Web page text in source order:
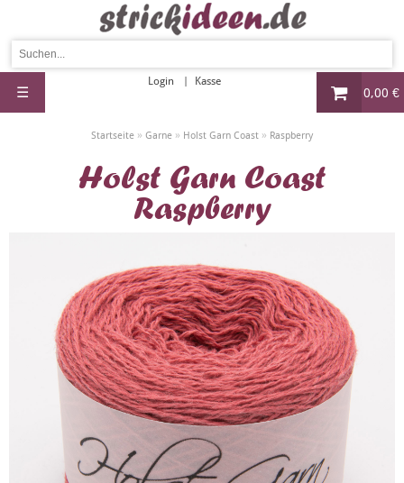
0,00 €
Login Kasse
☰
Startseite » Garne » Holst Garn Coast » Raspberry
Holst Garn Coast
Raspberry